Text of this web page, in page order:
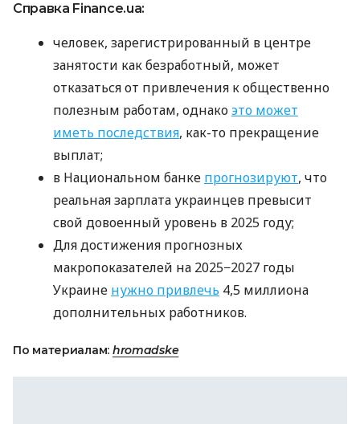
Справка Finance.ua:
человек, зарегистрированный в центре
занятости как безработный, может
отказаться от привлечения к общественно
полезным работам, однакоэто может
иметь последствия, как-то прекращение
выплат;
в Национальном банке прогнозируют, что
реальная зарплата украинцев превысит
свой довоенный уровень в 2025 году;
Для достижения прогнозных
макропоказателей на 2025−2027 годы
Украине нужно привлечь 4,5 миллиона
дополнительных работников.
По материалам: hromadske